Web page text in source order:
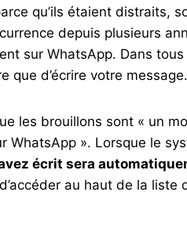
qu’ils étaient distraits,
depuis plusieurs
sur WhatsApp. Dans
que d’écrire votre message.
les brouillons sont « un
WhatsApp ». Lorsque le
écrit sera
au haut de la